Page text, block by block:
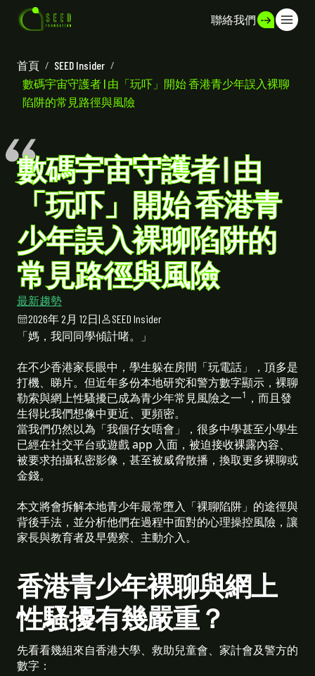
聯絡我們
首頁 / SEED Insider /
數碼宇宙守護者 | 由「玩吓」開始 香港青少年誤入裸聊
陷阱的常見路徑與風險
數碼宇宙守護者 | 由
「玩吓」開始 香港青
少年誤入裸聊陷阱的
常見路徑與風險
最新趨勢
2026年 2月 12日| SEED Insider
「媽，我同同學傾計啫。」
在不少香港家長眼中，學生躲在房間「玩電話」，頂多是
打機、睇片。但近年多份本地研究和警方數字顯示，裸聊
勒索與網上性騷擾已成為青少年常見風險之一1 ，而且發
生得比我們想像中更近、更頻密。
當我們仍然以為「我個仔女唔會」，很多中學甚至小學生
已經在社交平台或遊戲 app 入面，被迫接收裸露內容、
被要求拍攝私密影像，甚至被威脅散播，換取更多裸聊或
金錢。
本文將會拆解本地青少年最常墮入「裸聊陷阱」的途徑與
背後手法，並分析他們在過程中面對的心理操控風險，讓
家長與教育者及早覺察、主動介入。
香港青少年裸聊與網上
性騷擾有幾嚴重？
先看看幾組來自香港大學、救助兒童會、家計會及警方的
數字：